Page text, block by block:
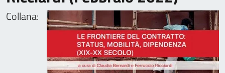
Collana: